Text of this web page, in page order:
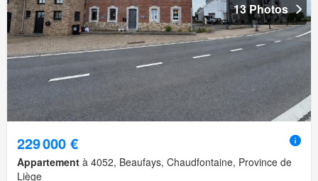
13 Photos
229 000 €
Appartement à 4052, Beaufays, Chaudfontaine, Province de
Liège